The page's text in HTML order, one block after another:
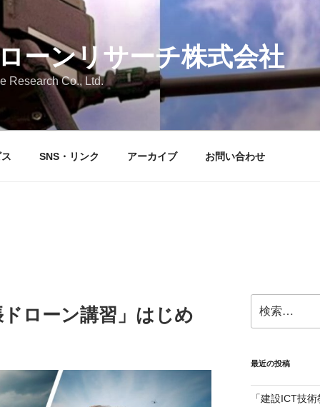
ーンリサーチ株式会社
Research Co., Ltd.
SNS・リンク アーカイブ お問い合わせ
ローン講習」はじめ
索:
最近の投稿
「建設ICT技